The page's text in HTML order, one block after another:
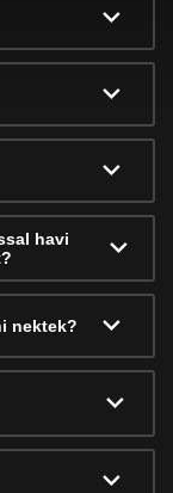
havi
nektek?